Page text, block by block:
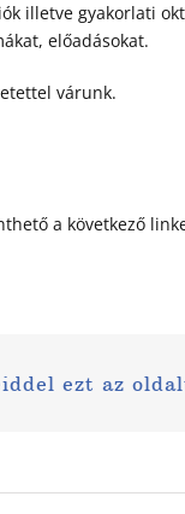
illetve gyakorlati
előadásokat.
várunk.
a következő
ezt az